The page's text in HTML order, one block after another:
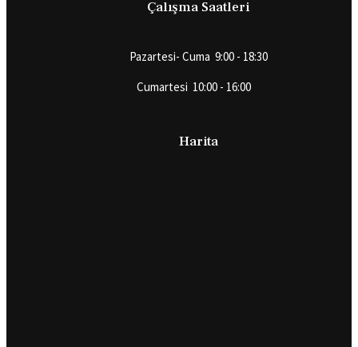
Çalışma Saatleri
Pazartesi- Cuma 9:00 - 18:30
Cumartesi 10:00 - 16:00
Harita